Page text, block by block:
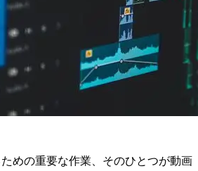
めの重要な作業、そのひとつが動画